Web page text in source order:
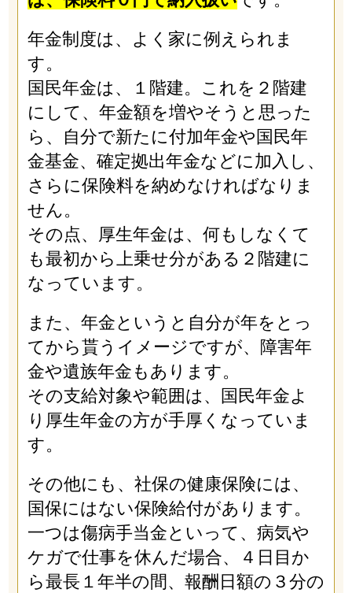
年金制度は、よく家に例えられま
す。
国民年金は、１階建。これを２階建
にして、年金額を増やそうと思った
ら、自分で新たに付加年金や国民年
金基金、確定拠出年金などに加入し、
さらに保険料を納めなければなりま
せん。
その点、厚生年金は、何もしなくて
も最初から上乗せ分がある２階建に
なっています。
また、年金というと自分が年をとっ
てから貰うイメージですが、障害年
金や遺族年金もあります。
その支給対象や範囲は、国民年金よ
り厚生年金の方が手厚くなっていま
す。
その他にも、社保の健康保険には、
国保にはない保険給付があります。
一つは傷病手当金といって、病気や
ケガで仕事を休んだ場合、４日目か
ら最長１年半の間、報酬日額の３分の